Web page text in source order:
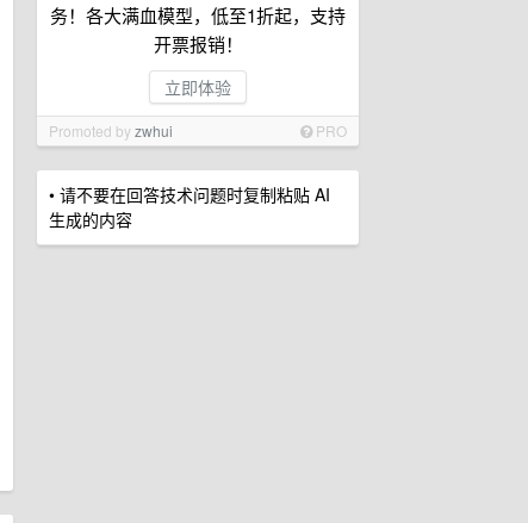
务！各大满血模型，低至1折起，支持
开票报销！
立即体验
Promoted byzwhui PRO
• 请不要在回答技术问题时复制粘贴 AI
生成的内容